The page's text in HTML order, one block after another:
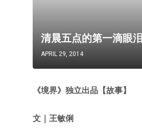
清晨五点的第一滴眼泪
APRIL 29, 2014
《境界》独立出品【故事】
文｜王敏俐